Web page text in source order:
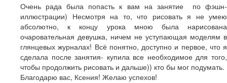
Очень рада была попасть к вам на занятие по фэшн-
иллюстрации) Несмотря на то, что рисовать я не умею
абсолютно, к концу урока мною была нарисована
очаровательная девушка, ничем не уступающая моделям в
глянцевых журналах! Всё понятно, доступно и первое, что я
сделала после занятия- купила все необходимое для того,
чтобы продолжить рисовать и дальше)) кто бы мог подумать.
Благодарю вас, Ксения! Желаю успехов!